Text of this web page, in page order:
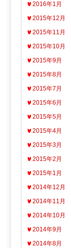
2016年1月
2015年12月
2015年11月
2015年10月
2015年9月
2015年8月
2015年7月
2015年6月
2015年5月
2015年4月
2015年3月
2015年2月
2015年1月
2014年12月
2014年11月
2014年10月
2014年9月
2014年8月